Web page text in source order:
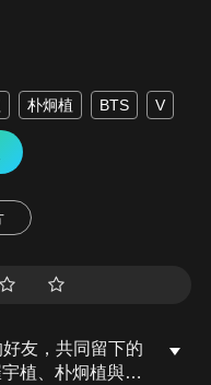
朴炯植 BTS V
友，共同留下的
植、朴炯植與